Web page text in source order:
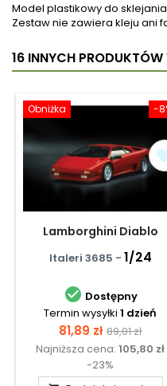
Model plastikowy do
Zestaw nie zawiera kleju ani
16 INNYCH
-
Obniżka
Lamborghini Diablo
Italeri 3685 - 1/24
 Dostępny
Termin wysyłki 1 dzień
Cena
81,89 zł Cena
89,01 zł
Najniższa cena: 105,80 zł
-23%